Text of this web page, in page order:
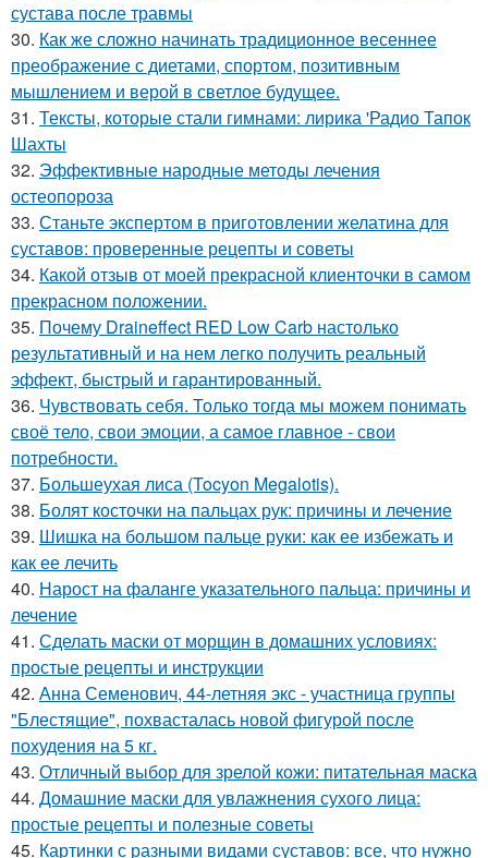
сустава после травмы
30. Как же сложно начинать традиционное весеннее
преображение с диетами, спортом, позитивным
мышлением и верой в светлое будущее.
31. Тексты, которые стали гимнами: лирика 'Радио Тапок
Шахты
32. Эффективные народные методы лечения
остеопороза
33. Станьте экспертом в приготовлении желатина для
суставов: проверенные рецепты и советы
34. Какой отзыв от моей прекрасной клиенточки в самом
прекрасном положении.
35. Почему Draineffect RED Low Carb настолько
результативный и на нем легко получить реальный
эффект, быстрый и гарантированный.
36. Чувствовать себя. Только тогда мы можем понимать
своё тело, свои эмоции, а самое главное - свои
потребности.
37. Большеухая лиса (Tocyon Megalotis).
38. Болят косточки на пальцах рук: причины и лечение
39. Шишка на большом пальце руки: как ее избежать и
как ее лечить
40. Нарост на фаланге указательного пальца: причины и
лечение
41. Сделать маски от морщин в домашних условиях:
простые рецепты и инструкции
42. Анна Семенович, 44-летняя экс - участница группы
"Блестящие", похвасталась новой фигурой после
похудения на 5 кг.
43. Отличный выбор для зрелой кожи: питательная маска
44. Домашние маски для увлажнения сухого лица:
простые рецепты и полезные советы
45. Картинки с разными видами суставов: все, что нужно